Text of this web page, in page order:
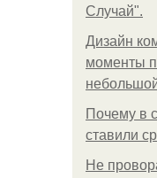
Случай".
Дизайн
моменты
Почему в
ставили
Не